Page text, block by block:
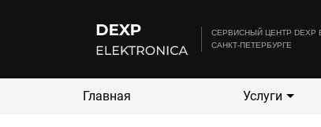
CЕРВИСНЫЙ ЦЕНТР DEXP
САНКТ-ПЕТЕРБУРГЕ
Главная Услуги